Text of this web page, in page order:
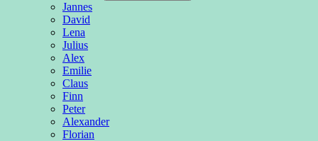
Jannes
David
Lena
Julius
Alex
Emilie
Claus
Finn
Peter
Alexander
Florian